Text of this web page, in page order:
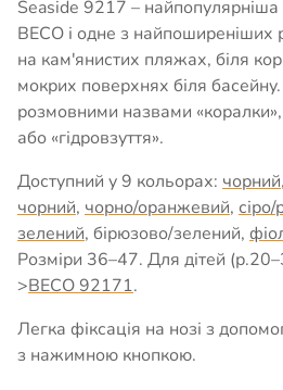
Seaside 9217 –
BECO і одне з найпоширеніших
на кам'янистих пляжах, біля
мокрих поверхнях біля
розмовними назвами «коралки»,
або «гідровзуття».
Доступний у 9 кольорах: чорний,
чорний, чорно/оранжевий,
зелений, бірюзово/зелений,
Розміри 36–47. Для дітей
>BECO 92171.
Легка фіксація на нозі з
з нажимною кнопкою.